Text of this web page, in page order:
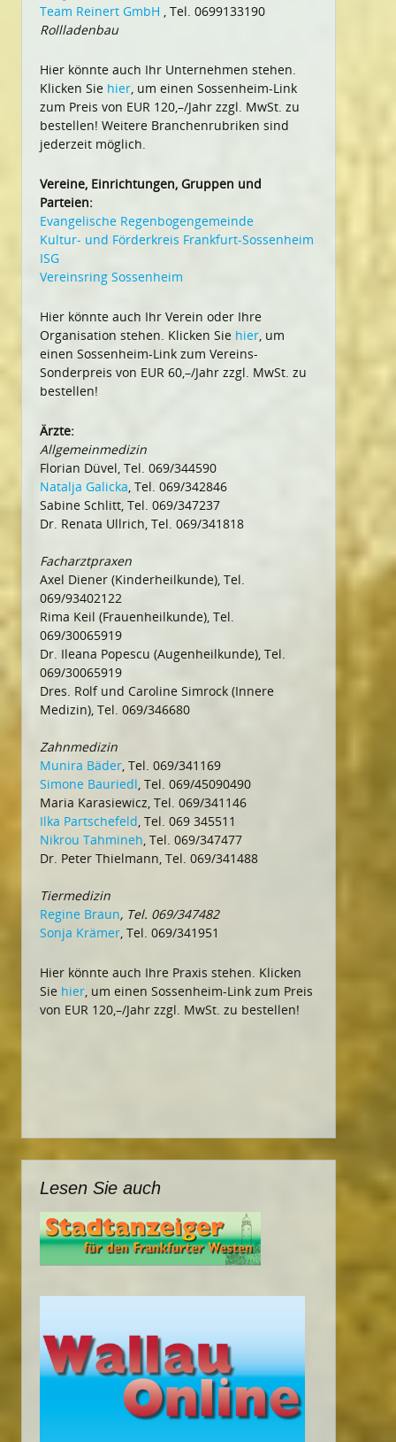
Team Reinert GmbH , Tel. 0699133190
Rollladenbau
Hier könnte auch Ihr Unternehmen stehen.
Klicken Sie hier, um einen Sossenheim-Link
zum Preis von EUR 120,–/Jahr zzgl. MwSt. zu
bestellen! Weitere Branchenrubriken sind
jederzeit möglich.
Vereine, Einrichtungen, Gruppen und
Parteien:
Evangelische Regenbogengemeinde
Kultur- und Förderkreis Frankfurt-Sossenheim
ISG
Vereinsring Sossenheim
Hier könnte auch Ihr Verein oder Ihre
Organisation stehen. Klicken Sie hier, um
einen Sossenheim-Link zum Vereins-
Sonderpreis von EUR 60,–/Jahr zzgl. MwSt. zu
bestellen!
Ärzte:
Allgemeinmedizin
Florian Düvel, Tel. 069/344590
Natalja Galicka, Tel. 069/342846
Sabine Schlitt, Tel. 069/347237
Dr. Renata Ullrich, Tel. 069/341818
Facharztpraxen
Axel Diener (Kinderheilkunde), Tel.
069/93402122
Rima Keil (Frauenheilkunde), Tel.
069/30065919
Dr. Ileana Popescu (Augenheilkunde), Tel.
069/30065919
Dres. Rolf und Caroline Simrock (Innere
Medizin), Tel. 069/346680
Zahnmedizin
Munira Bäder, Tel. 069/341169
Simone Bauriedl, Tel. 069/45090490
Maria Karasiewicz, Tel. 069/341146
Ilka Partschefeld, Tel. 069 345511
Nikrou Tahmineh, Tel. 069/347477
Dr. Peter Thielmann, Tel. 069/341488
Tiermedizin
Regine Braun, Tel. 069/347482
Sonja Krämer, Tel. 069/341951
Hier könnte auch Ihre Praxis stehen. Klicken
Sie hier, um einen Sossenheim-Link zum Preis
von EUR 120,–/Jahr zzgl. MwSt. zu bestellen!
Lesen Sie auch